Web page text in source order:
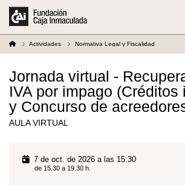
Actividades Normativa Legal y Fiscalidad
Jornada virtual -
IVA por impago (Créditos
y Concurso de
AULA VIRTUAL
7 de oct. de 2026 a las 15:30
de 15.30 a 19.30 h.